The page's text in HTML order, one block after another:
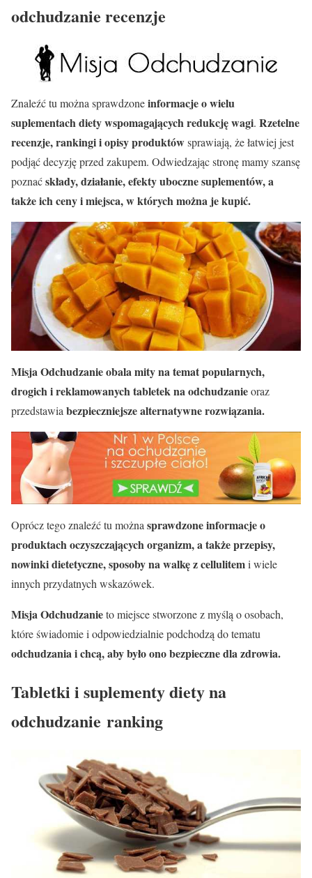
odchudzanie recenzje
Znaleźć tu można sprawdzoneinformacje o wielu
suplementach diety wspomagających redukcję wagi. Rzetelne
recenzje, rankingi i opisy produktówsprawiają, że łatwiej jest
podjąć decyzję przed zakupem. Odwiedzając stronę mamy szansę
poznaćskłady, działanie, efekty uboczne suplementów, a
także ich ceny i miejsca, w których można je kupić.
Misja Odchudzanie obala mity na temat popularnych,
drogich i reklamowanych tabletek na odchudzanieoraz
przedstawia bezpieczniejsze alternatywne rozwiązania.
Oprócz tego znaleźć tu można sprawdzone informacje o
produktach oczyszczających organizm, a także przepisy,
nowinki dietetyczne, sposoby na walkę z cellulitemi wiele
innych przydatnych wskazówek.
Misja Odchudzanieto miejsce stworzone z myślą o osobach,
które świadomie i odpowiedzialnie podchodzą do tematu
odchudzania i chcą, aby było ono bezpieczne dla zdrowia.
Tabletki i suplementy diety na
odchudzanie ranking